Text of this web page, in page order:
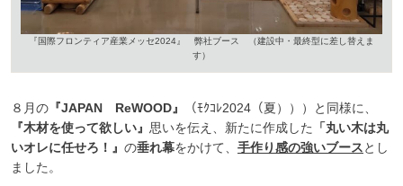
『国際フロンティア産業メッセ2024』 弊社ブース （建設中・最終型に差し替えま
す）
８月の 『JAPAN ReWOOD』
（ﾓｸｺﾚ2024（夏）））と同様に、
『木材を使って欲しい』 思いを伝え、新たに作成した
「丸い木は丸
いオレに任せろ！』 の垂れ幕をかけて、 手作り感の強いブースとし
ました。